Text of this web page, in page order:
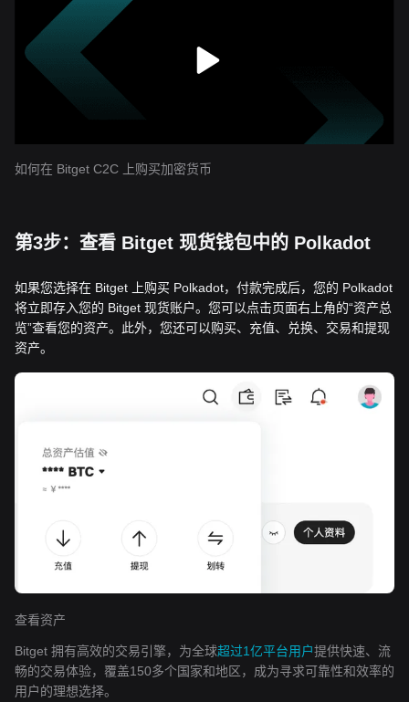
如何在 Bitget C2C 上购买加密货币
第3步：查看 Bitget 现货钱包中的 Polkadot
如果您选择在 Bitget 上购买 Polkadot，付款完成后，您的 Polkadot
将立即存入您的 Bitget 现货账户。您可以点击页面右上角的“资产总
览”查看您的资产。此外，您还可以购买、充值、兑换、交易和提现
资产。
查看资产
Bitget 拥有高效的交易引擎，为全球超过1亿平台用户提供快速、流
畅的交易体验，覆盖150多个国家和地区，成为寻求可靠性和效率的
用户的理想选择。